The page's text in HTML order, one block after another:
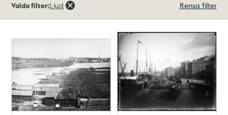
träffar
Valda filter:Ljud Rensa filter